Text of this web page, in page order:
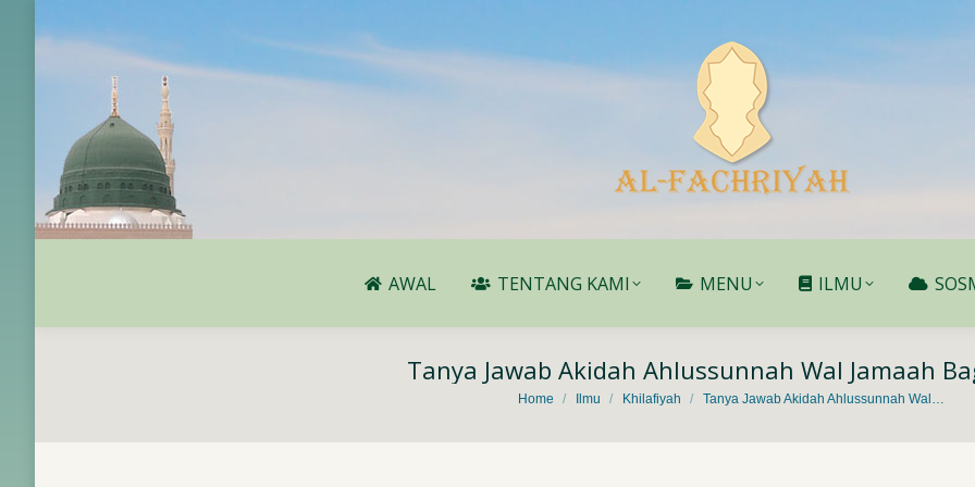
AWAL TENTANG KAMI MENU ILMU
Tanya Jawab Akidah Ahlussunnah Wal Jamaah
You are here:
Home Ilmu Khilafiyah Tanya Jawab Akidah Ahlussunnah Wal…
AWAL TENTANG KAMI MENU